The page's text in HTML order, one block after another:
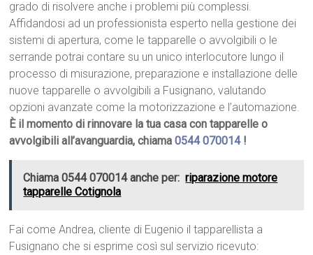
grado di risolvere anche i problemi più complessi.
Affidandosi ad un professionista esperto nella gestione dei
sistemi di apertura, come le tapparelle o avvolgibili o le
serrande potrai contare su un unico interlocutore lungo il
processo di misurazione, preparazione e installazione delle
nuove tapparelle o avvolgibili a Fusignano, valutando
opzioni avanzate come la motorizzazione e l’automazione.
È il momento di rinnovare la tua casa con tapparelle o
avvolgibili all’avanguardia, chiama0544 070014!
Chiama 0544 070014 anche per: riparazione motore
tapparelle Cotignola
Fai come Andrea, cliente di Eugenio il tapparellista a
Fusignano che si esprime così sul servizio ricevuto: